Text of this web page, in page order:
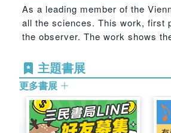
As a leading member of the
all the sciences. This work, first
the observer. The work shows
主題書展
更多書展